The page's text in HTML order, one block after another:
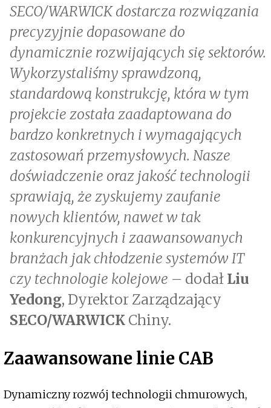
SECO/WARWICK dostarcza rozwiązania
precyzyjnie dopasowane do
dynamicznie rozwijających się sektorów.
Wykorzystaliśmy sprawdzoną,
standardową konstrukcję, która w tym
projekcie została zaadaptowana do
bardzo konkretnych i wymagających
zastosowań przemysłowych. Nasze
doświadczenie oraz jakość technologii
sprawiają, że zyskujemy zaufanie
nowych klientów, nawet w tak
konkurencyjnych i zaawansowanych
branżach jak chłodzenie systemów IT
czy technologie kolejowe – dodał Liu
Yedong, Dyrektor Zarządzający
SECO/WARWICK Chiny.
Zaawansowane linie CAB
Dynamiczny rozwój technologii chmurowych,